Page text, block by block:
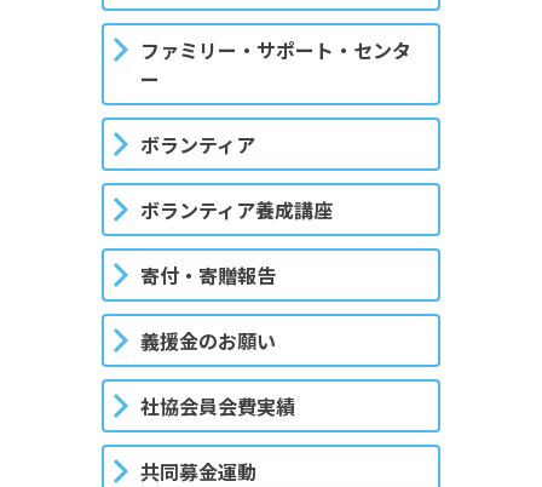
ファミリー・サポート・センタ
ー
ボランティア
ボランティア養成講座
寄付・寄贈報告
義援金のお願い
社協会員会費実績
共同募金運動